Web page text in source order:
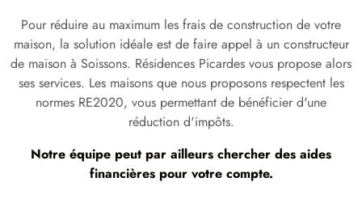
Pour réduire au maximum les frais de construction de votre
maison, la solution idéale est de faire appel à un constructeur
de maison à Soissons. Résidences Picardes vous propose alors
ses services. Les maisons que nous proposons respectent les
normes RE2020, vous permettant de bénéficier d'une
réduction d'impôts.
Notre équipe peut par ailleurs chercher des aides
financières pour votre compte.